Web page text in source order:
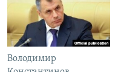
Володимир